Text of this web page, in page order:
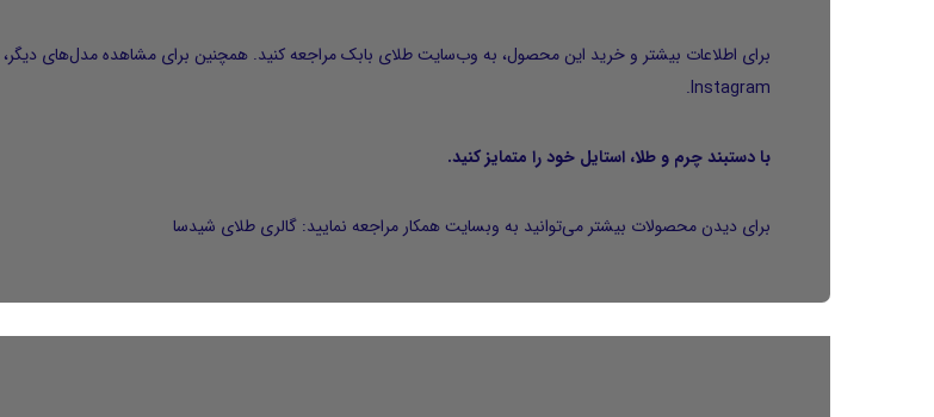
برای اطلاعات بیشتر و خرید این محصول، به وب‌سایتطلای بابکمراجعه کنید. همچنین برای مشاهده مدل‌های دیگر،
Instagram
.
با دستبند چرم و طلا، استایل خود را متمایز کنید.
برای دیدن محصولات بیشتر می‌توانید به وبسایت همکار مراجعه نمایید: گالری طلای شیدسا